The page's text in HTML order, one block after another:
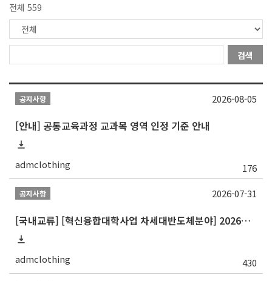
전체 559
검색
공지사항
[안내] 공통교육과정 교과목 영역 인정 기준 안내
admclothing 176
2026-08-05
공지사항
[국내교류] [혁신융합대학사업 차세대반도체분야] 2026학년도 숭실대학교 2학기 교류 수학
admclothing 430
2026-07-31